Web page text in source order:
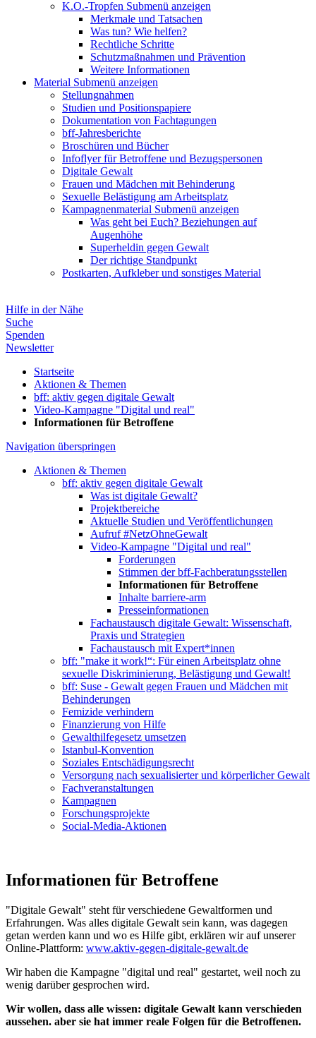
K.O.-Tropfen Submenü anzeigen
Merkmale und Tatsachen
Was tun? Wie helfen?
Rechtliche Schritte
Schutzmaßnahmen und Prävention
Weitere Informationen
Material Submenü anzeigen
Stellungnahmen
Studien und Positionspapiere
Dokumentation von Fachtagungen
bff-Jahresberichte
Broschüren und Bücher
Infoflyer für Betroffene und Bezugspersonen
Digitale Gewalt
Frauen und Mädchen mit Behinderung
Sexuelle Belästigung am Arbeitsplatz
Kampagnenmaterial Submenü anzeigen
Was geht bei Euch? Beziehungen auf
Augenhöhe
Superheldin gegen Gewalt
Der richtige Standpunkt
Postkarten, Aufkleber und sonstiges Material
Hilfe in der Nähe
Suche
Spenden
Newsletter
Startseite
Aktionen & Themen
bff: aktiv gegen digitale Gewalt
Video-Kampagne "Digital und real"
Informationen für Betroffene
Navigation überspringen
Aktionen & Themen
bff: aktiv gegen digitale Gewalt
Was ist digitale Gewalt?
Projektbereiche
Aktuelle Studien und Veröffentlichungen
Aufruf #NetzOhneGewalt
Video-Kampagne "Digital und real"
Forderungen
Stimmen der bff-Fachberatungsstellen
Informationen für Betroffene
Inhalte barriere-arm
Presseinformationen
Fachaustausch digitale Gewalt: Wissenschaft,
Praxis und Strategien
Fachaustausch mit Expert*innen
bff: "make it work!“: Für einen Arbeitsplatz ohne
sexuelle Diskriminierung, Belästigung und Gewalt!
bff: Suse - Gewalt gegen Frauen und Mädchen mit
Behinderungen
Femizide verhindern
Finanzierung von Hilfe
Gewalthilfegesetz umsetzen
Istanbul-Konvention
Soziales Entschädigungsrecht
Versorgung nach sexualisierter und körperlicher Gewalt
Fachveranstaltungen
Kampagnen
Forschungsprojekte
Social-Media-Aktionen
Informationen für Betroffene
"Digitale Gewalt" steht für verschiedene Gewaltformen und
Erfahrungen. Was alles digitale Gewalt sein kann, was dagegen
getan werden kann und wo es Hilfe gibt, erklären wir auf unserer
Online-Plattform: www.aktiv-gegen-digitale-gewalt.de
Wir haben die Kampagne "digital und real" gestartet, weil noch zu
wenig darüber gesprochen wird.
Wir wollen, dass alle wissen: digitale Gewalt kann verschieden
aussehen. aber sie hat immer reale Folgen für die Betroffenen.